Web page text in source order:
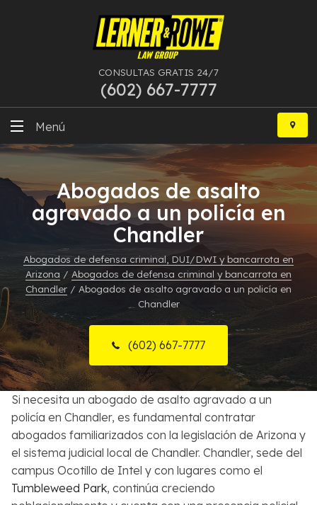
CONSULTAS GRATIS 24/7
(602) 667-7777
Ir
contenido
Menú
Delitos Graves
Más Especialidades
Recursos
Sobre Nosotros
Contactos
English
Buscar
Abogados de asalto
agravado a un policía en
Chandler
Abogados de defensa criminal, DUI/DWI y bancarrota en
Arizona / Abogados de defensa criminal y bancarrota en
Chandler / Abogados de asalto agravado a un policía en
Chandler
(602) 667-7777
Si necesita un abogado de asalto agravado a un
policía en Chandler, es fundamental contratar
abogados familiarizados con la legislación de Arizona y
el sistema judicial local de Chandler. Chandler, sede del
campus Ocotillo de Intel y con lugares como el
Tumbleweed Park, continúa creciendo